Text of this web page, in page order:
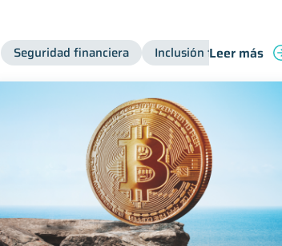
Seguridad financiera Inclusión financiera
Leer más